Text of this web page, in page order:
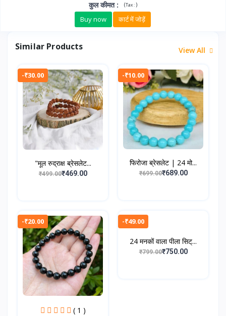
कुल कीमत: (Tax :)
Buy now कार्ट में जोड़ें
Similar Products View All
-₹30.00
"मूल रुद्राक्ष ब्रेसलेट...
₹499.00₹469.00
-₹10.00
फिरोजा ब्रेसलेट | 24 मो...
₹699.00₹689.00
-₹20.00
( 1 )
-₹49.00
24 मनकों वाला पीला सिट्...
₹799.00₹750.00